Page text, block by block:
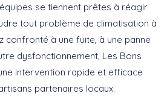
se tiennent prêtes à réagir
tout problème de climatisation à
confronté à une fuite, à une panne
dysfonctionnement, Les Bons
intervention rapide et efficace
partenaires locaux.